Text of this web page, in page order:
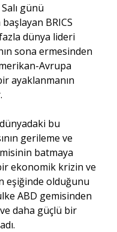
günü
BRICS
dünya lideri
sona ermesinden
Avrupa
ayaklanmanın
bu
gerileme ve
batmaya
ekonomik krizin ve
eşiğinde olduğunu
ABD gemisinden
daha güçlü bir